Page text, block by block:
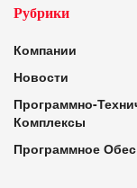
Рубрики
Компании
Новости
Программно-
Комплексы
Программное